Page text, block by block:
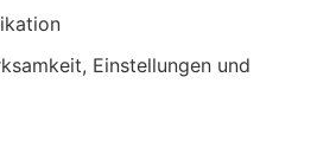
Einstellungen und